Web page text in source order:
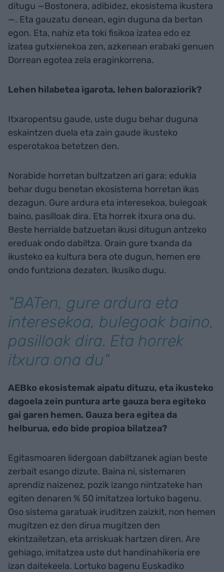
ditugu —Bostonera, adibidez, ekosistema ikustera
—. Eta gauzatu denean, egin duguna da bertan
egon. Eta, nahiz eta toki fisikoa izatea edo ez
izatea gutxienekoa zen, azkenean erabaki genuen
Dorrean egotea zela eraginkorrena.
Lehen hilabetea igarota, lehen baloraziorik?
Itxaropentsu gaude, uste dugu behar duguna
eskaintzen duela eta zain gaude ikusteko
esperotakoa betetzen den.
Norabide horretan bultzatzen ari gara: edukia
behar dugu benetan ekosistema horretan ikas
dezagun. Gure ardura eta interesekoa, bulegoak
baino, pasilloak dira. Eta horrek itxura ona du.
Beste herrialde batzuetan ikusi ditugun antzeko
ereduak ondo dabiltza. Orain gure txanda da
ikusteko ea kultura bera ote dugun, hemen ere
ondo funtziona dezaten. Ikusiko dugu.
"BATen, gure ardura eta
interesekoa, bulegoak baino,
pasilloak dira. Eta horrek
itxura ona du"
AEBko ekosistemak aipatu dituzu, eta ikusteko
dagoela zein puntura arte gauza bera egiteko
gai garen hemen. Gauza bera egitea da
helburua, edo bide propioa bilatzea?
Egitasmoaren lidergoan dabiltzanek agian beste
zerbait esango dizute. Baina ni, sistemaren
aprendiz naizenez, pozik izango nintzateke han
egiten denaren % 50 imitatzea lortuko bagenu.
Oso sistema garatuak iruditzen zaizkit, non hemen
mugitzen ez den dirua mugitzen den
ekintzailetzan, eta arriskuak hartzen diren. Are
gehiago, imitatzea uste dut handinahikeria ere
izan daitekeela. Lortuko bagenu Euskadiko